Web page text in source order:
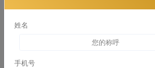
姓名
手机号